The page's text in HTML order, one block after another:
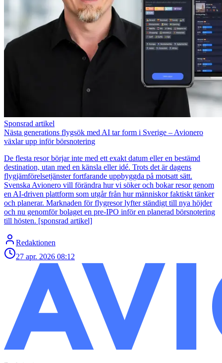
Sponsrad artikel
Nästa generations flygsök med AI tar form i Sverige – Avionero
växlar upp inför börsnotering
De flesta resor börjar inte med ett exakt datum eller en bestämd
destination, utan med en känsla eller idé. Trots det är dagens
flygjämförelsetjänster fortfarande uppbyggda på motsatt sätt.
Svenska Avionero vill förändra hur vi söker och bokar resor genom
en AI-driven plattform som utgår från hur människor faktiskt tänker
och planerar. Marknaden för flygresor lyfter ständigt till nya höjder
och nu genomför bolaget en pre-IPO inför en planerad börsnotering
till hösten. [sponsrad artikel]
Redaktionen
27 apr. 2026 08:12